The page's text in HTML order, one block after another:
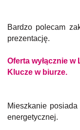
Bardzo polecam
prezentację.
Oferta wyłącznie
Klucze w biurze.
Mieszkanie
energetycznej.